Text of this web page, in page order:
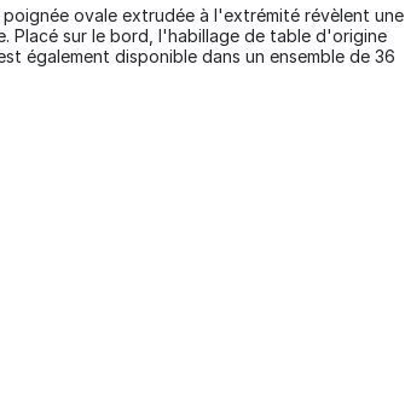
ovale extrudée à l'extrémité révèlent une
Placé sur le bord, l'habillage de table d'origine
également disponible dans un ensemble de 36